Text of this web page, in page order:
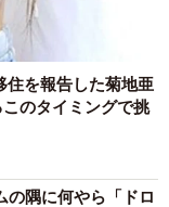
住を報告した菊地亜
のタイミングで挑
隅に何やら「ドロ